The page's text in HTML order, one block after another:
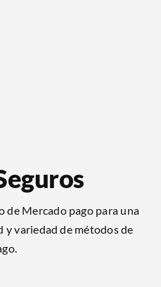
de Mercado pago para una
y variedad de métodos de